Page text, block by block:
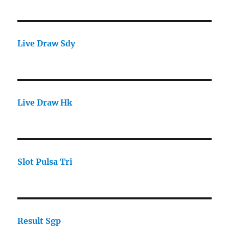
Live Draw Sdy
Live Draw Hk
Slot Pulsa Tri
Result Sgp